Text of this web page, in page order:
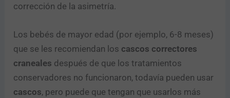
corrección de la asimetría.
Los bebés de mayor edad (por ejemplo, 6-8 meses)
que se les recomiendan los cascos correctores
craneales después de que los tratamientos
conservadores no funcionaron, todavía pueden usar
cascos, pero puede que tengan que usarlos más